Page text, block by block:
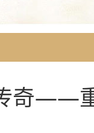
奇——